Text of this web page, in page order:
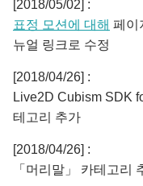
[2018/05/02] :
표정 모션에 대해 페이
뉴얼 링크로 수정
[2018/04/26] :
Live2D Cubism SDK
테고리 추가
[2018/04/26] :
「머리말」 카테고리